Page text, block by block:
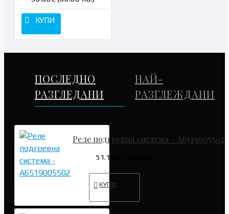
КУПИ
ПОСЛЕДНО
РАЗГЛЕДАНИ
НАЙ-
РАЗГЛЕЖДАНИ
Реле подгревна система - A6519005502
51.13€ (100.00 лв.)
КУПИ